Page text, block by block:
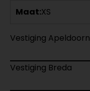
Maat:XS
Vestiging Apeldoorn
Vestiging Breda